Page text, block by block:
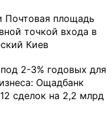
Почтовая площадь
точкой входа в
Киев
2-3% годовых для
Ощадбанк
сделок на 2,2 млрд